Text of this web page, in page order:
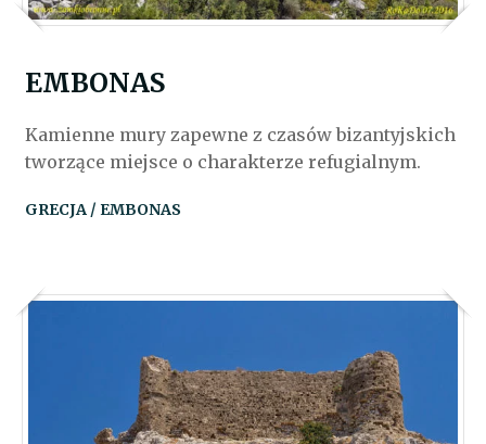
EMBONAS
Kamienne mury zapewne z czasów bizantyjskich
tworzące miejsce o charakterze refugialnym.
GRECJA / EMBONAS